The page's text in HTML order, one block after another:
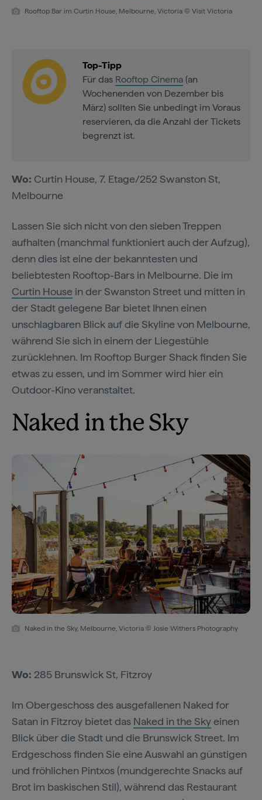
Rooftop Bar im Curtin House, Melbourne, Victoria © Visit Victoria
Top-Tipp
Für das Rooftop Cinema (an
Wochenenden von Dezember bis
März) sollten Sie unbedingt im Voraus
reservieren, da die Anzahl der Tickets
begrenzt ist.
Wo: Curtin House, 7. Etage/252 Swanston St,
Melbourne
Lassen Sie sich nicht von den sieben Treppen
aufhalten (manchmal funktioniert auch der Aufzug),
denn dies ist eine der bekanntesten und
beliebtesten Rooftop-Bars in Melbourne. Die im
Curtin House in der Swanston Street und mitten in
der Stadt gelegene Bar bietet Ihnen einen
unschlagbaren Blick auf die Skyline von Melbourne,
während Sie sich in einem der Liegestühle
zurücklehnen. Im Rooftop Burger Shack finden Sie
etwas zu essen, und im Sommer wird hier ein
Outdoor-Kino veranstaltet.
Naked in the Sky
Naked in the Sky, Melbourne, Victoria © Josie Withers Photography
Wo: 285 Brunswick St, Fitzroy
Im Obergeschoss des ausgefallenen Naked for
Satan in Fitzroy bietet das Naked in the Skyeinen
Blick über die Stadt und die Brunswick Street. Im
Erdgeschoss finden Sie eine Auswahl an günstigen
und fröhlichen Pintxos (mundgerechte Snacks auf
Brot im baskischen Stil), während das Restaurant